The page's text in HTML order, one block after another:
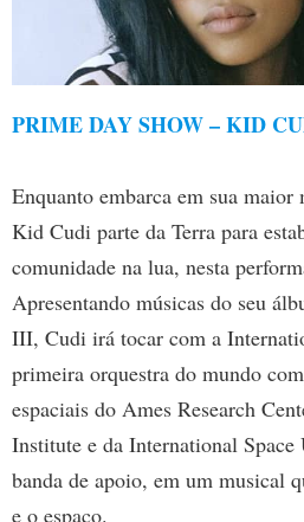
PRIME DAY SHOW – KID
Enquanto embarca em sua maior
Kid Cudi parte da Terra para
comunidade na lua, nesta
Apresentando músicas do seu
III, Cudi irá tocar com a
primeira orquestra do mundo
espaciais do Ames Research
Institute e da International
banda de apoio, em um musical
e o espaço.